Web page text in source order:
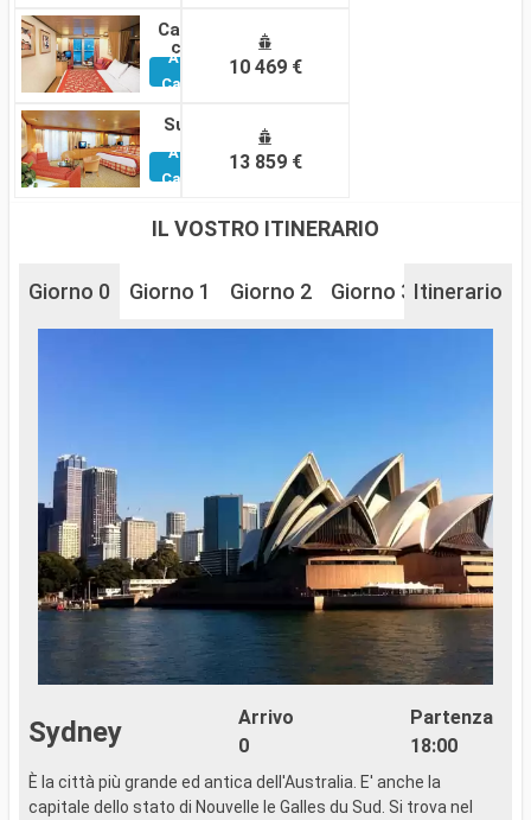
Cabina
con
balcone
Altre
Cabine
Suite
Altre
Cabine
10 469 €
13 859 €
IL VOSTRO ITINERARIO
Giorno 0 Giorno 1 Giorno 2 Giorno 3 Giorno 4
Itinerario
Sydney
Arrivo
0
Partenza
18:00
È la città più grande ed antica dell'Australia. E' anche la
capitale dello stato di Nouvelle le Galles du Sud. Si trova nel